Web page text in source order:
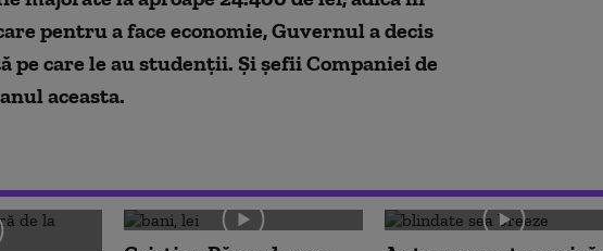
pentru a face economie, Guvernul a decis
care le au studenții. Și șefii Companiei de
aceasta.